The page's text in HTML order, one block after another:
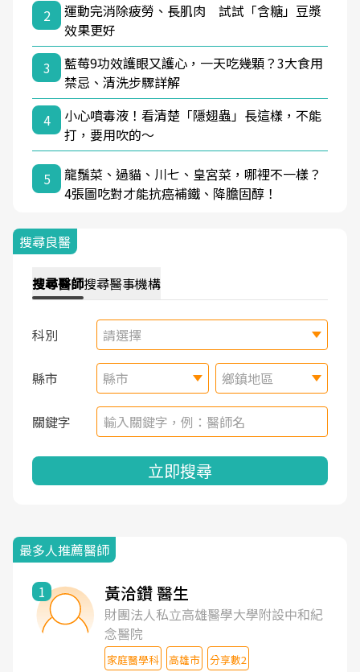
2
運動完消除疲勞、長肌肉 試試「含糖」豆漿
效果更好
3
藍莓9功效護眼又護心，一天吃幾顆？3大食用
禁忌、清洗步驟詳解
4
小心噴毒液！看清楚「隱翅蟲」長這樣，不能
打，要用吹的～
5
龍鬚菜、過貓、川七、皇宮菜，哪裡不一樣？
4張圖吃對才能抗癌補鐵、降膽固醇！
搜尋良醫
搜尋醫師搜尋醫事機構
科別 請選擇
縣市 縣市 鄉鎮地區
關鍵字
立即搜尋
最多人推薦醫師
1 黃洽鑽 醫生
財團法人私立高雄醫學大學附設中和紀
念醫院
家庭醫學科 高雄市 分享數2